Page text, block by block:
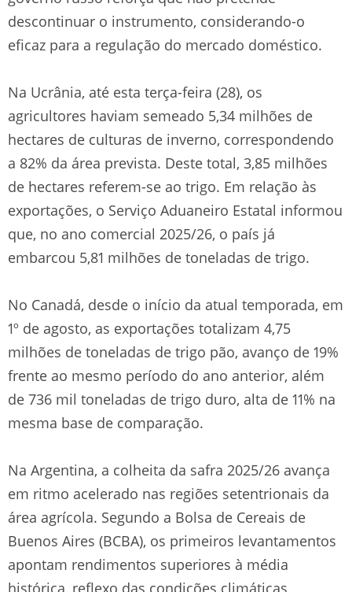
descontinuar o instrumento, considerando-o
eficaz para a regulação do mercado doméstico.
Na Ucrânia, até esta terça-feira (28), os
agricultores haviam semeado 5,34 milhões de
hectares de culturas de inverno, correspondendo
a 82% da área prevista. Deste total, 3,85 milhões
de hectares referem-se ao trigo. Em relação às
exportações, o Serviço Aduaneiro Estatal informou
que, no ano comercial 2025/26, o país já
embarcou 5,81 milhões de toneladas de trigo.
No Canadá, desde o início da atual temporada, em
1º de agosto, as exportações totalizam 4,75
milhões de toneladas de trigo pão, avanço de 19%
frente ao mesmo período do ano anterior, além
de 736 mil toneladas de trigo duro, alta de 11% na
mesma base de comparação.
Na Argentina, a colheita da safra 2025/26 avança
em ritmo acelerado nas regiões setentrionais da
área agrícola. Segundo a Bolsa de Cereais de
Buenos Aires (BCBA), os primeiros levantamentos
apontam rendimentos superiores à média
histórica, reflexo das condições climáticas